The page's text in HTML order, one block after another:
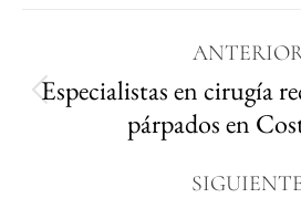
Especialistas en cirugía
párpados en